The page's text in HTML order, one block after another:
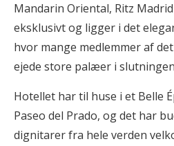
Mandarin Oriental, Ritz
eksklusivt og ligger i det
hvor mange medlemmer af
ejede store palæer i
Hotellet har til huse i et Belle
Paseo del Prado, og det har
dignitarer fra hele verden